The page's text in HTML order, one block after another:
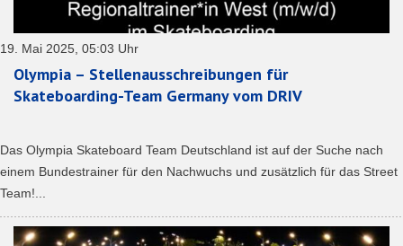
19. Mai 2025, 05:03 Uhr
Olympia – Stellenausschreibungen für
Skateboarding-Team Germany vom DRIV
Das Olympia Skateboard Team Deutschland ist auf der Suche nach
einem Bundestrainer für den Nachwuchs und zusätzlich für das Street
Team!...